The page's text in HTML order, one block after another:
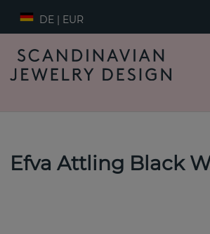
DE | EUR
Efva Attling Black